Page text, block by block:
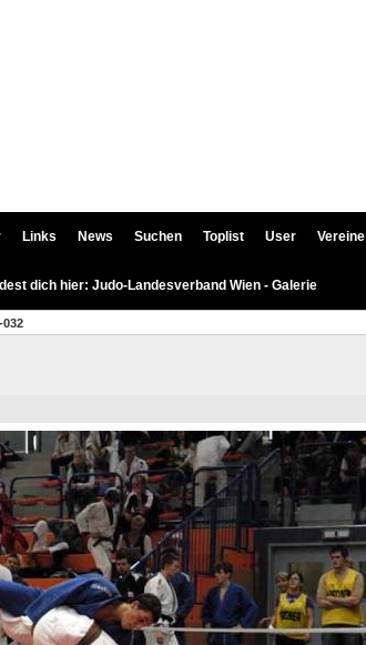
Links News Suchen Toplist User Vereine
dich hier: Judo-Landesverband Wien - Galerie
032